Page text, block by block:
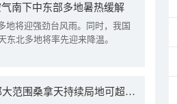
南下中东部多地暑热缓解
地将迎强劲台风雨。同时，我国
北多地将率先迎来降温。
我国降雨强度进一步减弱 中东部大范围桑拿天持续局地可超38℃